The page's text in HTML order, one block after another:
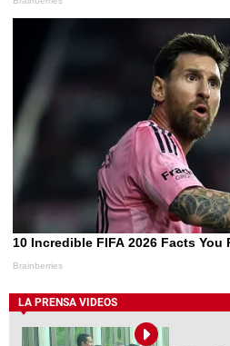
LA PRENSA VIDEOS